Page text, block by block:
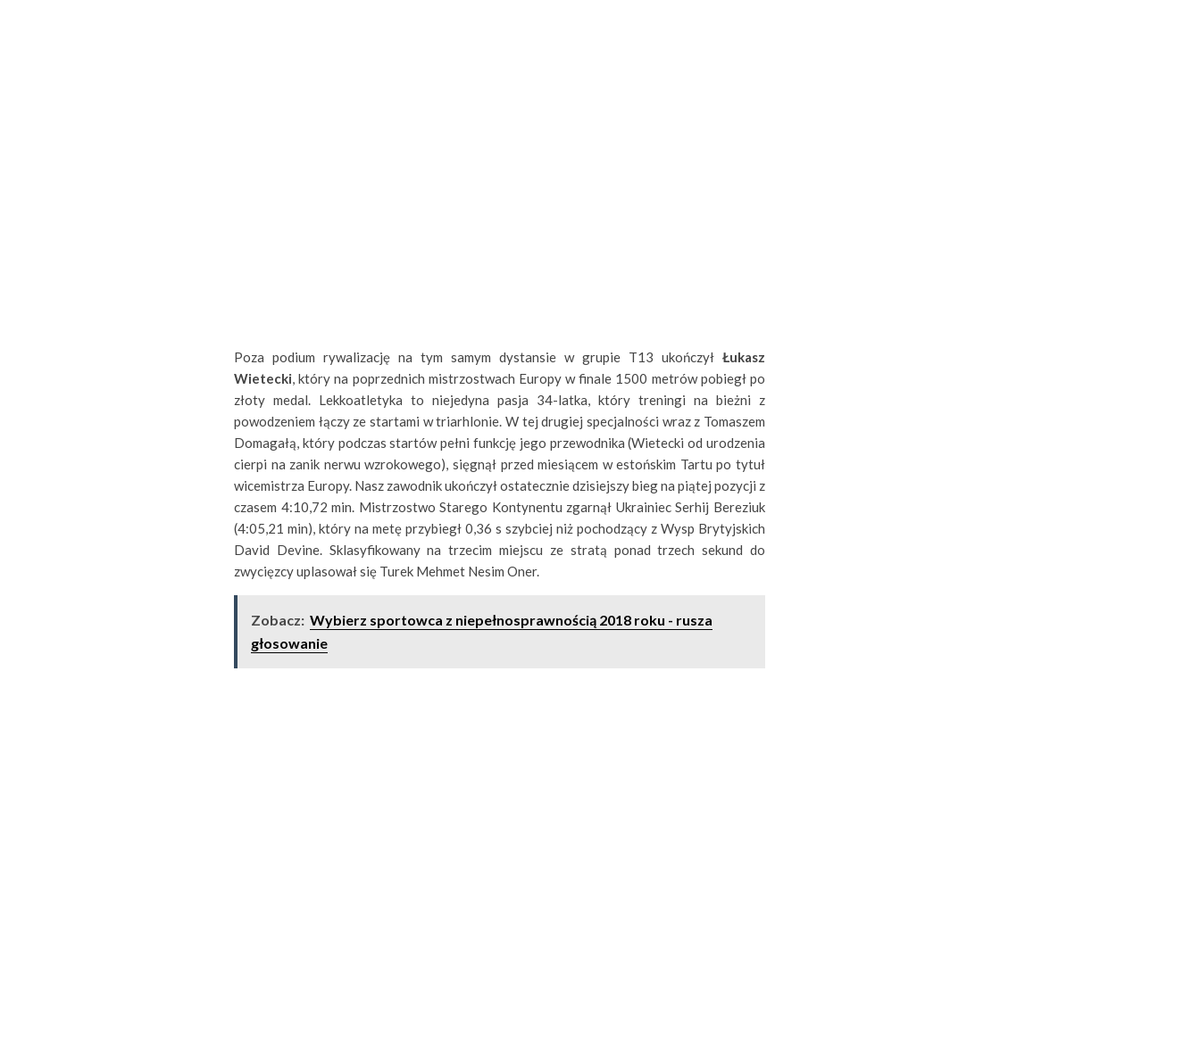
Poza podium rywalizację na tym samym dystansie w grupie T13 ukończył Łukasz
Wietecki , który na poprzednich mistrzostwach Europy w finale 1500 metrów pobiegł po
złoty medal. Lekkoatletyka to niejedyna pasja 34-latka, który treningi na bieżni z
powodzeniem łączy ze startami w triarhlonie. W tej drugiej specjalności wraz z Tomaszem
Domagałą, który podczas startów pełni funkcję jego przewodnika (Wietecki od urodzenia
cierpi na zanik nerwu wzrokowego), sięgnął przed miesiącem w estońskim Tartu po tytuł
wicemistrza Europy. Nasz zawodnik ukończył ostatecznie dzisiejszy bieg na piątej pozycji z
czasem 4:10,72 min. Mistrzostwo Starego Kontynentu zgarnął Ukrainiec Serhij Bereziuk
(4:05,21 min), który na metę przybiegł 0,36 s szybciej niż pochodzący z Wysp Brytyjskich
David Devine. Sklasyfikowany na trzecim miejscu ze stratą ponad trzech sekund do
zwycięzcy uplasował się Turek Mehmet Nesim Oner.
Zobacz: Wybierz sportowca z niepełnosprawnością 2018 roku - rusza
głosowanie